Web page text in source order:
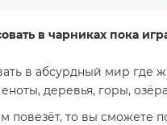
в чарниках пока
в абсурдный мир где
деревья, горы,
повезёт, то вы сможете